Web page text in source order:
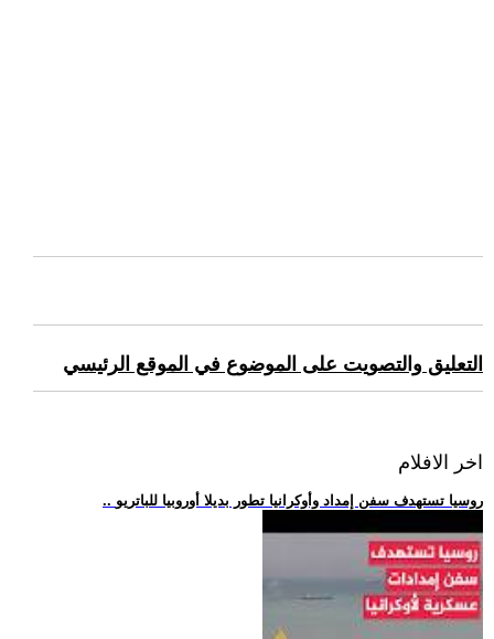
التعليق والتصويت على الموضوع في الموقع الرئيسي
اخر الافلام
.. روسيا تستهدف سفن إمداد وأوكرانيا تطور بديلا أوروبيا للباتريو